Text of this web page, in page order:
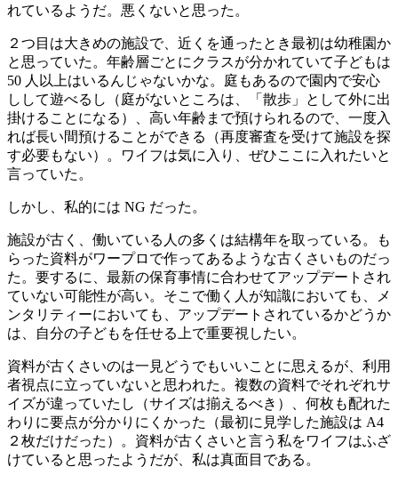
れているようだ。悪くないと思った。
２つ目は大きめの施設で、近くを通ったとき最初は幼稚園か
と思っていた。年齢層ごとにクラスが分かれていて子どもは
50 人以上はいるんじゃないかな。庭もあるので園内で安心
しして遊べるし（庭がないところは、「散歩」として外に出
掛けることになる）、高い年齢まで預けられるので、一度入
れば長い間預けることができる（再度審査を受けて施設を探
す必要もない）。ワイフは気に入り、ぜひここに入れたいと
言っていた。
しかし、私的には NG だった。
施設が古く、働いている人の多くは結構年を取っている。も
らった資料がワープロで作ってあるような古くさいものだっ
た。要するに、最新の保育事情に合わせてアップデートされ
ていない可能性が高い。そこで働く人が知識においても、メ
ンタリティーにおいても、アップデートされているかどうか
は、自分の子どもを任せる上で重要視したい。
資料が古くさいのは一見どうでもいいことに思えるが、利用
者視点に立っていないと思われた。複数の資料でそれぞれサ
イズが違っていたし（サイズは揃えるべき）、何枚も配れた
わりに要点が分かりにくかった（最初に見学した施設は A4
２枚だけだった）。資料が古くさいと言う私をワイフはふざ
けていると思ったようだが、私は真面目である。